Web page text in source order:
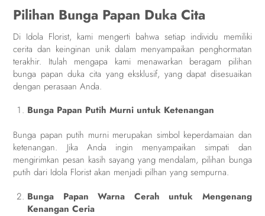
Pilihan Bunga Papan Duka Cita
Di Idola Florist, kami mengerti bahwa setiap individu memiliki
cerita dan keinginan unik dalam menyampaikan penghormatan
terakhir. Itulah mengapa kami menawarkan beragam pilihan
bunga papan duka cita yang eksklusif, yang dapat disesuaikan
dengan perasaan Anda.
Bunga Papan Putih Murni untuk Ketenangan
Bunga papan putih murni merupakan simbol keperdamaian dan
ketenangan. Jika Anda ingin menyampaikan simpati dan
mengirimkan pesan kasih sayang yang mendalam, pilihan bunga
putih dari Idola Florist akan menjadi pilhan yang sempurna.
Bunga Papan Warna Cerah untuk Mengenang
Kenangan Ceria